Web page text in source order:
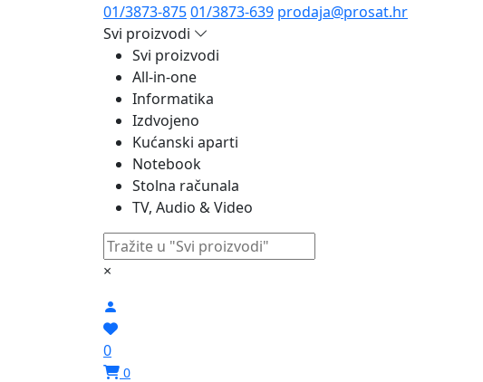
01/3873-87501/3873-639 prodaja@prosat.hr
Svi proizvodi
Svi proizvodi
All-in-one
Informatika
Izdvojeno
Kućanski aparti
Notebook
Stolna računala
TV, Audio & Video
×
0
0